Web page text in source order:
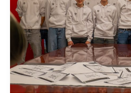
Un
Nuovo
Capitolo
per
il
Ciclismo
Giovanile